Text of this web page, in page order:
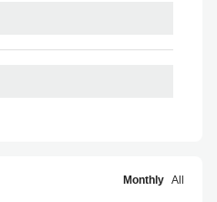
Monthly All